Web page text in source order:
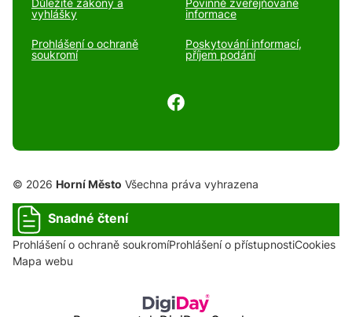
Důležité zákony a
vyhlášky
Povinně zveřejňované
informace
Prohlášení o ochraně
soukromí
Poskytování informací,
příjem podání
© 2026 Horní Město Všechna práva vyhrazena
Snadné čtení
Prohlášení o ochraně soukromíProhlášení o přístupnostiCookies
Mapa webu